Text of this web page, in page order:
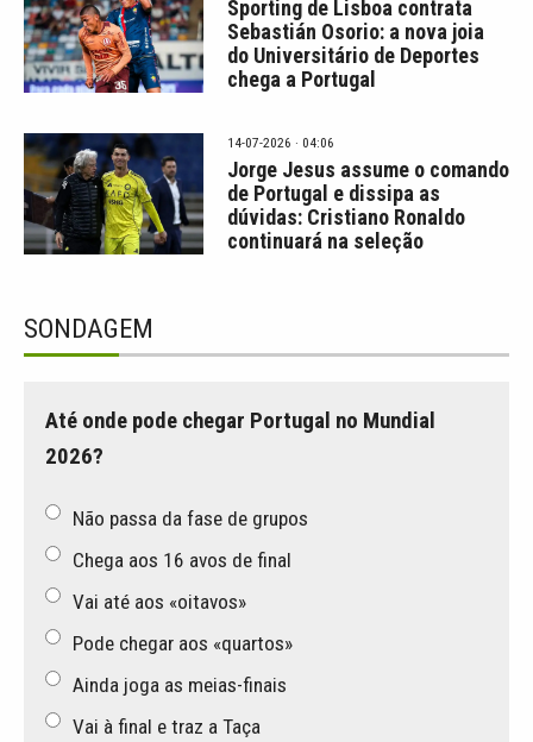
Sporting de Lisboa contrata
Sebastián Osorio: a nova joia
do Universitário de Deportes
chega a Portugal
14-07-2026 · 04:06
Jorge Jesus assume o comando
de Portugal e dissipa as
dúvidas: Cristiano Ronaldo
continuará na seleção
SONDAGEM
Até onde pode chegar Portugal no Mundial
2026?
Não passa da fase de grupos
Chega aos 16 avos de final
Vai até aos «oitavos»
Pode chegar aos «quartos»
Ainda joga as meias-finais
Vai à final e traz a Taça